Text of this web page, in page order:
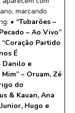
marcando
•⁠ ⁠“Tubarões –
– Ao Vivo”
⁠“Coração Partido
É
Danilo e
– Oruam, Zé
do
& Kauan, Ana
Hugo e